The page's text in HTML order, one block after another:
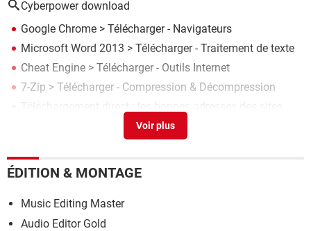
Cyberpower download
Google Chrome > Télécharger - Navigateurs
Microsoft Word 2013 > Télécharger - Traitement de texte
Cheat Engine > Télécharger - Outils Internet
7-Zip > Télécharger - Compression & Décompression
Téléchargement direct : les bonnes adresses des sites
> Accueil - Outils
ÉDITION & MONTAGE
Music Editing Master
Audio Editor Gold